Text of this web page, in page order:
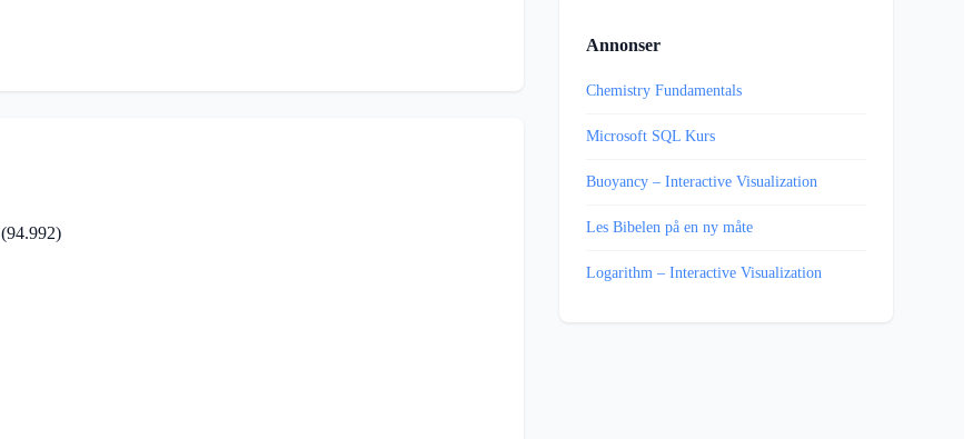
(94.992)
Annonser
Chemistry Fundamentals
Microsoft SQL Kurs
Buoyancy – Interactive Visualization
Les Bibelen på en ny måte
Logarithm – Interactive Visualization